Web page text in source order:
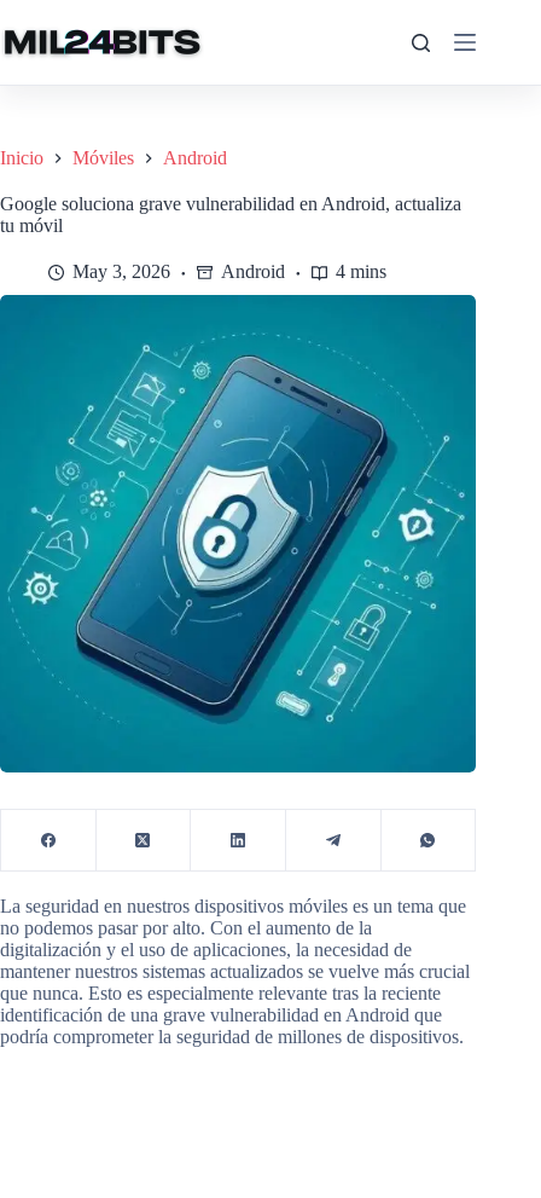
al
contenido
Inicio Móviles Android
Google soluciona grave vulnerabilidad en Android, actualiza
tu móvil
May 3, 2026 Android 4 mins
La seguridad en nuestros dispositivos móviles es un tema que
no podemos pasar por alto. Con el aumento de la
digitalización y el uso de aplicaciones, la necesidad de
mantener nuestros sistemas actualizados se vuelve más crucial
que nunca. Esto es especialmente relevante tras la reciente
identificación de una grave vulnerabilidad en Android que
podría comprometer la seguridad de millones de dispositivos.